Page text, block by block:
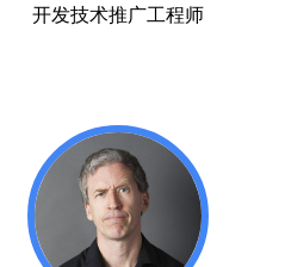
开发技术推广工程师